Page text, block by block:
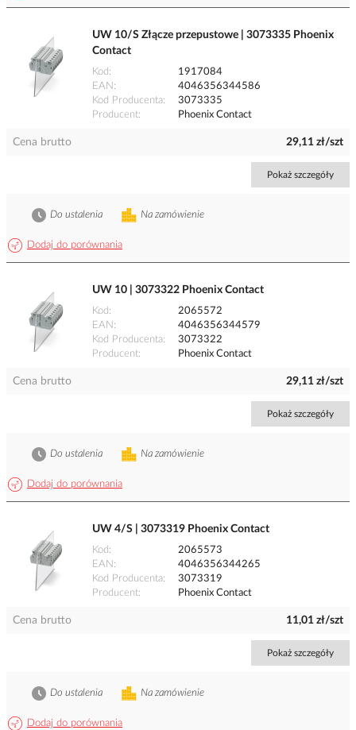
UW 10/S Złącze przepustowe | 3073335 Phoenix
Contact
Kod
1917084
EAN
4046356344586
Kod Producenta
3073335
Producent
Phoenix Contact
Cena brutto 29,11 zł/szt
Pokaż szczegóły
Dodaj do porównania
Na zamówienie
Do ustalenia
UW 10 | 3073322 Phoenix Contact
Kod
2065572
EAN
4046356344579
Kod Producenta
3073322
Producent
Phoenix Contact
Cena brutto 29,11 zł/szt
Pokaż szczegóły
Dodaj do porównania
Na zamówienie
Do ustalenia
UW 4/S | 3073319 Phoenix Contact
Kod
2065573
EAN
4046356344265
Kod Producenta
3073319
Producent
Phoenix Contact
Cena brutto 11,01 zł/szt
Pokaż szczegóły
Dodaj do porównania
Na zamówienie
Do ustalenia